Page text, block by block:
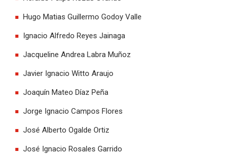
Hugo Matias Guillermo Godoy Valle
Ignacio Alfredo Reyes Jainaga
Jacqueline Andrea Labra Muñoz
Javier Ignacio Witto Araujo
Joaquín Mateo Díaz Peña
Jorge Ignacio Campos Flores
José Alberto Ogalde Ortiz
José Ignacio Rosales Garrido